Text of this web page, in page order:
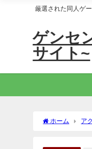
厳選された同人ゲ
ゲンセ
サイト~
ホーム ア